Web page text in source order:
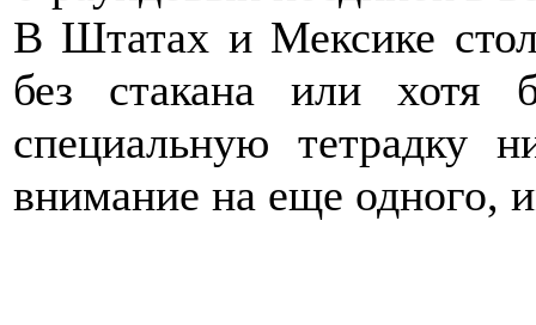
В Штатах и Мексике
без стакана или хотя
специальную тетрадку
внимание на еще одного,